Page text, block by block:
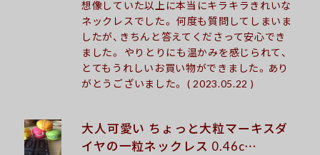
想像していた以上に本当にキラキラきれいな
ネックレスでした。 何度も質問してしまいま
したが、きちんと答えてくださって安心でき
ました。 やりとりにも温かみを感じられて、
とてもうれしいお買い物ができました。あり
がとうございました。 ( 2023.05.22 )
大人可愛い ちょっと大粒マーキスダ
イヤの一粒ネックレス 0.46c…